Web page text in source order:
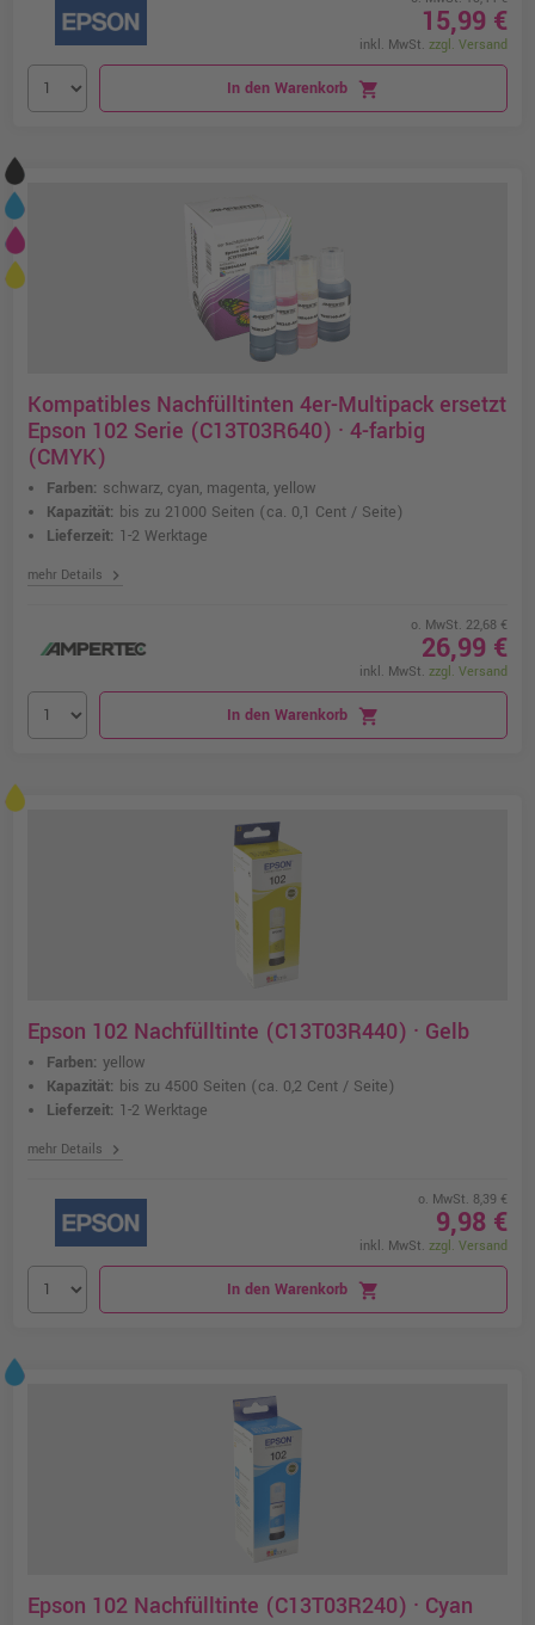
15,99 €
inkl. MwSt. zzgl. Versand
In den Warenkorb shopping_cart
Kompatibles Nachfülltinten 4er-Multipack ersetzt
Epson 102 Serie (C13T03R640) · 4-farbig
(CMYK)
Farben: schwarz, cyan, magenta, yellow
Kapazität: bis zu 21000 Seiten (ca. 0,1 Cent / Seite)
Lieferzeit: 1-2 Werktage
mehr Details chevron_right
o. MwSt. 22,68 €
26,99 €
inkl. MwSt. zzgl. Versand
In den Warenkorb shopping_cart
Epson 102 Nachfülltinte (C13T03R440) · Gelb
Farben: yellow
Kapazität: bis zu 4500 Seiten (ca. 0,2 Cent / Seite)
Lieferzeit: 1-2 Werktage
mehr Details chevron_right
o. MwSt. 8,39 €
9,98 €
inkl. MwSt. zzgl. Versand
In den Warenkorb shopping_cart
Epson 102 Nachfülltinte (C13T03R240) · Cyan